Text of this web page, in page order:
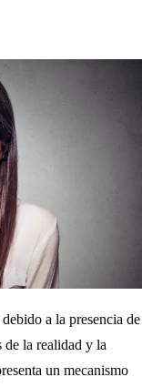
a la presencia de
de la realidad y la
un mecanismo